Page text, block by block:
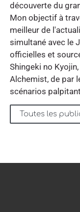
découverte du
Mon objectif à
meilleur de
simultané avec le
officielles et
Shingeki no
Alchemist, de par
scénarios
Toutes les